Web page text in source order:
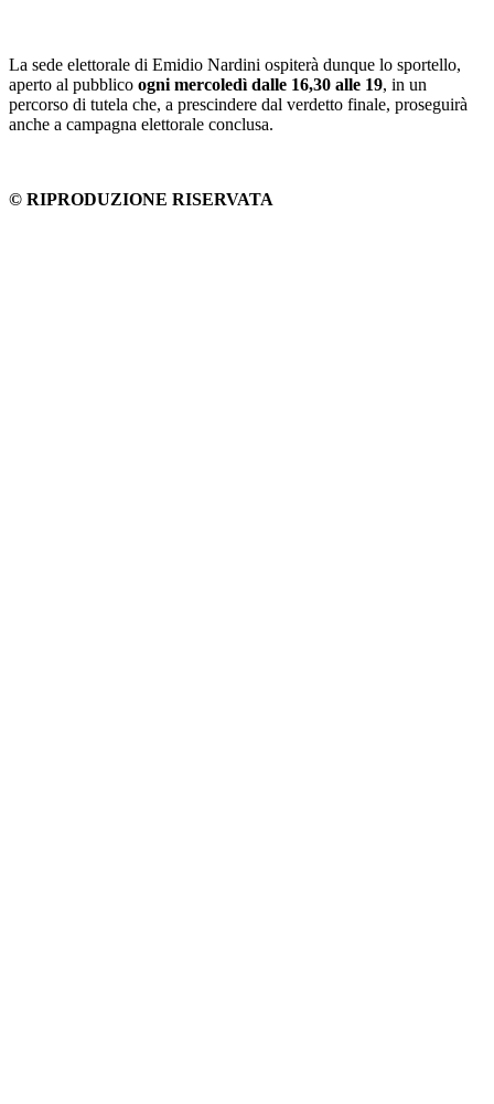
La sede elettorale di Emidio Nardini ospiterà dunque lo sportello,
aperto al pubblico ogni mercoledì dalle 16,30 alle 19, in un
percorso di tutela che, a prescindere dal verdetto finale, proseguirà
anche a campagna elettorale conclusa.
© RIPRODUZIONE RISERVATA